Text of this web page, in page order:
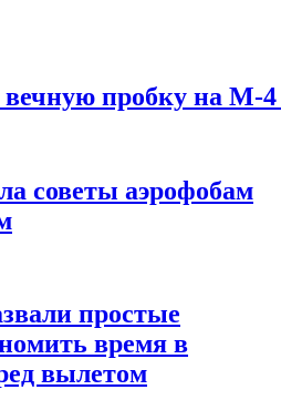
вечную пробку на М-
советы аэрофобам
простые
время в
вылетом